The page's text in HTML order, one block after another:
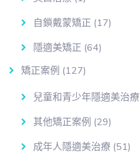
自鎖戴蒙矯正 (17)
隱適美矯正 (64)
矯正案例 (127)
兒童和青少年隱適美治療
其他矯正案例 (29)
成年人隱適美治療 (51)